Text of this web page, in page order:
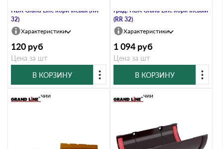
ПВХ Grand Line коричневая (RR
32)
Характеристики
120 руб
Цена за шт
В КОРЗИНУ
град. ПВХ Grand Line коричневый
(RR 32)
Характеристики
1 094 руб
Цена за шт
В КОРЗИНУ
В наличии В наличии